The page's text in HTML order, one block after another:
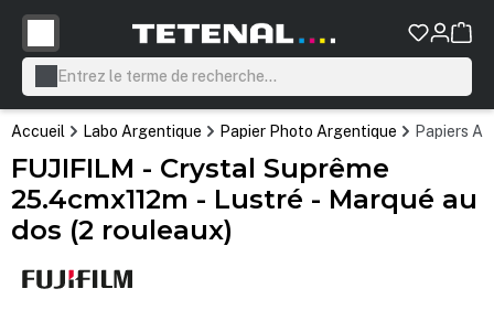
principal
Accueil Labo Argentique Papier Photo Argentique Papiers
FUJIFILM - Crystal Suprême
25.4cmx112m - Lustré - Marqué au
dos (2 rouleaux)